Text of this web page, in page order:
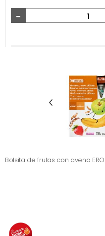
-
Bolsita de frutas con avena